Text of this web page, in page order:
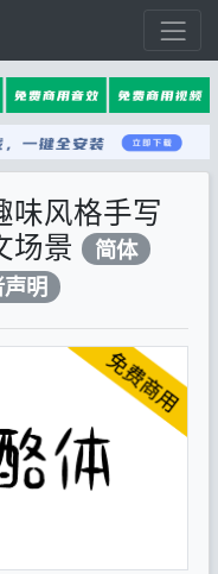
味风格手写
场景
简体
明